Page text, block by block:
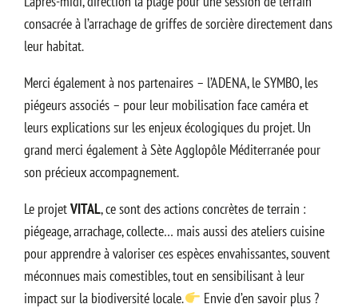
consacrée à l’arrachage de griffes de sorcière directement dans
leur habitat.
Merci également à nos partenaires – l’ADENA, le SYMBO, les
piégeurs associés – pour leur mobilisation face caméra et
leurs explications sur les enjeux écologiques du projet. Un
grand merci également à Sète Agglopôle Méditerranée pour
son précieux accompagnement.
Le projetVITAL, ce sont des actions concrètes de terrain :
piégeage, arrachage, collecte… mais aussi des ateliers cuisine
pour apprendre à valoriser ces espèces envahissantes, souvent
méconnues mais comestibles, tout en sensibilisant à leur
impact sur la biodiversité locale.
Envie d’en savoir plus ?